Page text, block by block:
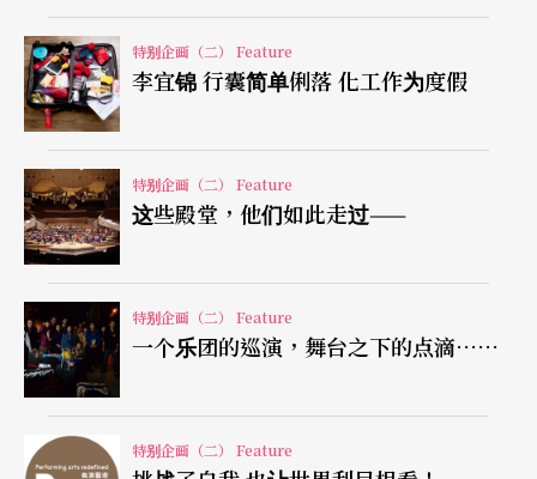
出门在外，药品也不能少，因为膝盖不好，所以会
随身带著外用喷剂。为了预防生病，免疫系统加强
锭也是必备小帮手。应酬多时，就需要酵素来促进
消化；要调时差、恢复疲劳时，就吞颗B群。在忙碌
的旅途中，不仅要将外在包装得光鲜亮丽，内在也
必须维持健康好体力。无论什么状况，她都有应变
的法则。
每一样物件都是国际往返的经验，多年来，邱瑗已
练就一套最适合自己的一套打包学。在她将林林总
总物品又全数收回去后，我们不禁怀疑──如果想
特别企画（二） Feature
李宜锦 行囊简单俐落 化工作为度假
特别企画（二） Feature
这些殿堂，他们如此走过——
特别企画（二） Feature
一个乐团的巡演，舞台之下的点滴……
特别企画（二） Feature